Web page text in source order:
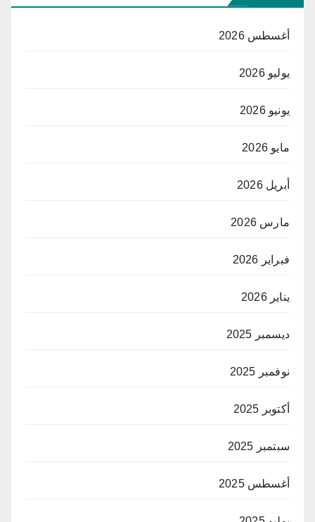
أغسطس 2026
يوليو 2026
يونيو 2026
مايو 2026
أبريل 2026
مارس 2026
فبراير 2026
يناير 2026
ديسمبر 2025
نوفمبر 2025
أكتوبر 2025
سبتمبر 2025
أغسطس 2025